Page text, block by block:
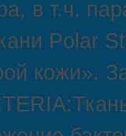
в т.ч.
Polar
кожи».